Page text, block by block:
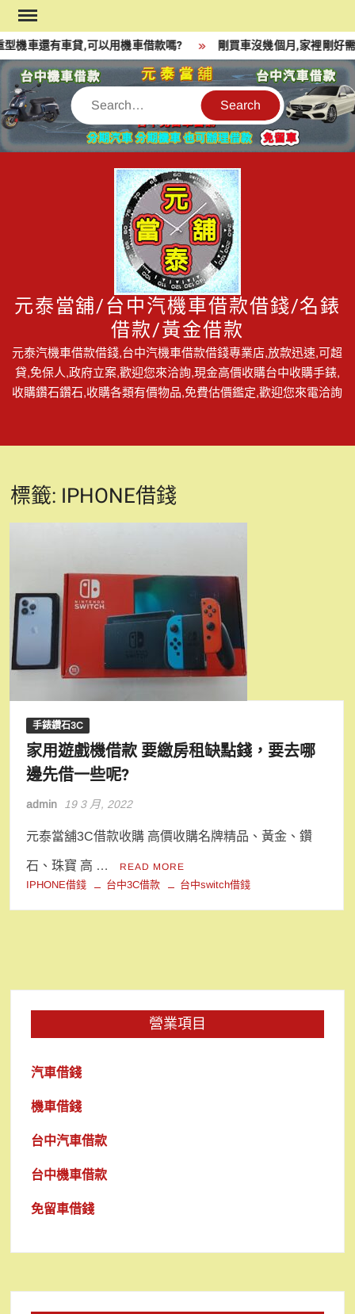
Skip
to
content
機車還有車貸,可以用機車借款嗎? 剛買車沒幾個月,家裡剛好
Search
元泰當舖/台中汽機車借款借錢/名錶
借款/黃金借款
元泰汽機車借款借錢,台中汽機車借款借錢專業店,放款迅速,可超
貸,免保人,政府立案,歡迎您來洽詢,現金高價收購台中收購手錶,
收購鑽石鑽石,收購各類有價物品,免費估價鑑定,歡迎您來電洽詢
標籤: IPHONE借錢
手錶鑽石3C
家用遊戲機借款 要繳房租缺點錢，要去哪
邊先借一些呢?
admin 19 3 月, 2022
元泰當舖3C借款收購 高價收購名牌精品、黃金、鑽
石、珠寶 高 … READ MORE
IPHONE借錢 台中3C借款 台中switch借錢
營業項目
汽車借錢
機車借錢
台中汽車借款
台中機車借款
免留車借錢